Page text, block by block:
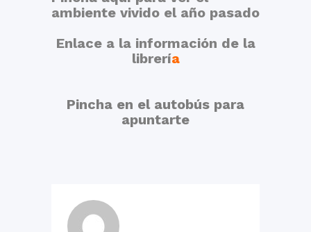
ambiente vivido el año pasado
Enlace a la información de la
librería
Pincha en el autobús para
apuntarte